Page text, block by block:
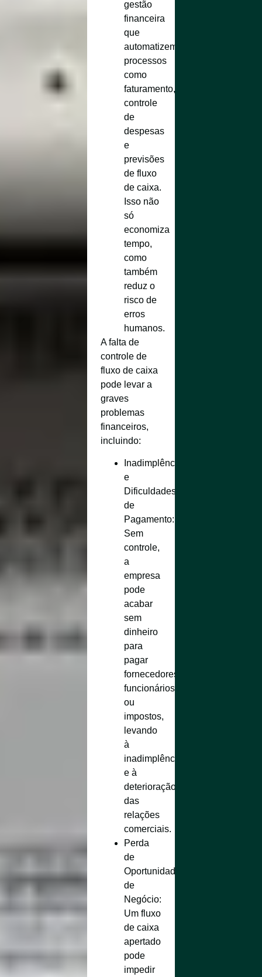
gestão
financeira
que
automatizem
processos
como
faturamento,
controle
de
despesas
e
previsões
de fluxo
de caixa.
Isso não
só
economiza
tempo,
como
também
reduz o
risco de
erros
humanos.
A falta de
controle de
fluxo de caixa
pode levar a
graves
problemas
financeiros,
incluindo:
Inadimplência
e
Dificuldades
de
Pagamento:
Sem
controle,
a
empresa
pode
acabar
sem
dinheiro
para
pagar
fornecedores,
funcionários
ou
impostos,
levando
à
inadimplência
e à
deterioração
das
relações
comerciais.
Perda
de
Oportunidades
de
Negócio:
Um fluxo
de caixa
apertado
pode
impedir